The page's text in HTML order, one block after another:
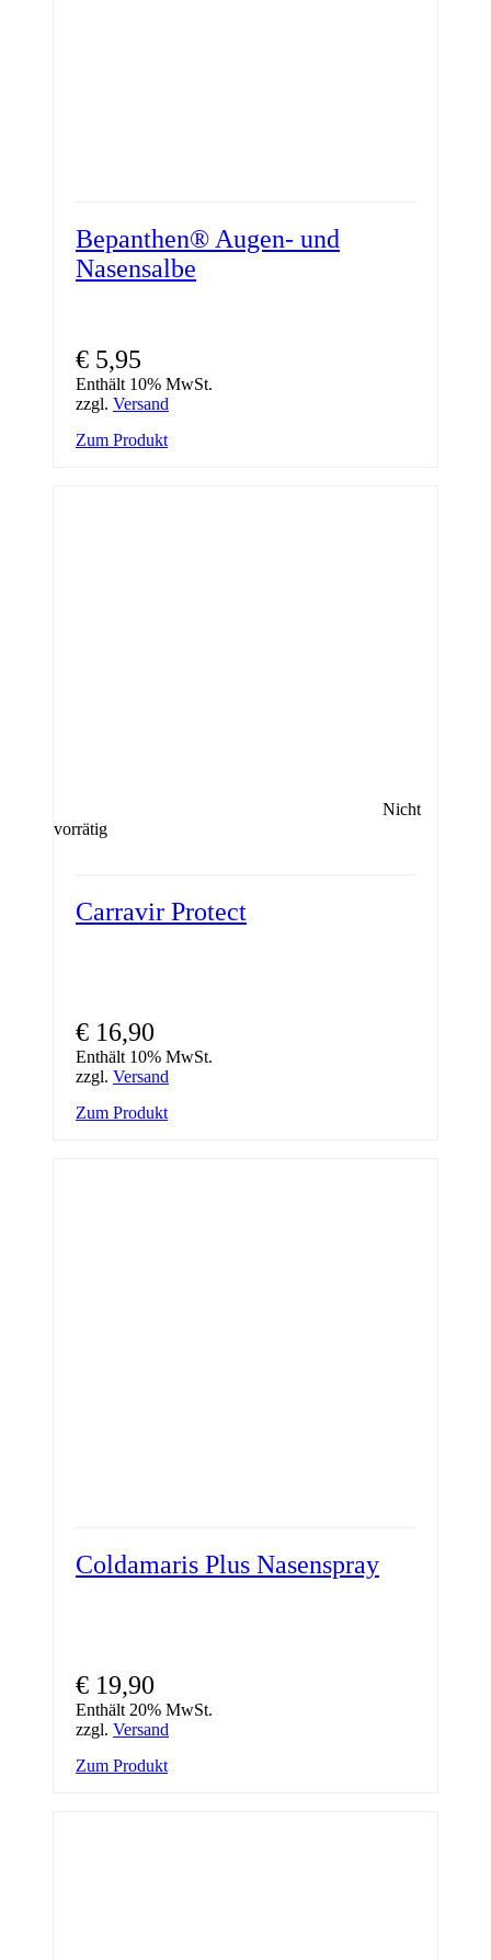
Bepanthen® Augen- und
Nasensalbe
€ 5,95
Enthält 10% MwSt.
zzgl. Versand
Zum Produkt
Nicht
vorrätig
Carravir Protect
€ 16,90
Enthält 10% MwSt.
zzgl. Versand
Zum Produkt
Coldamaris Plus Nasenspray
€ 19,90
Enthält 20% MwSt.
zzgl. Versand
Zum Produkt